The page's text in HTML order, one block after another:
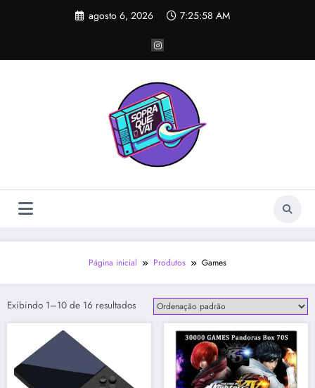
agosto 6, 2026 7:25:58 AM
Página inicial Produtos Games
Exibindo 1–10 de 16 resultados